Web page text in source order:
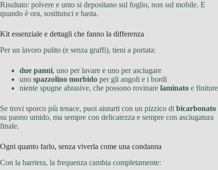
Risultato: polvere e unto si depositano sul foglio, non sul mobile. E
quando è ora, sostituisci e basta.
Kit essenziale e dettagli che fanno la differenza
Per un lavoro pulito (e senza graffi), tieni a portata:
due panni, uno per lavare e uno per asciugare
uno spazzolino morbido per gli angoli e i bordi
niente spugne abrasive, che possono rovinare laminato e finiture
Se trovi sporco più tenace, puoi aiutarti con un pizzico di bicarbonato
su panno umido, ma sempre con delicatezza e sempre con asciugatura
finale.
Ogni quanto farlo, senza viverla come una condanna
Con la barriera, la frequenza cambia completamente: